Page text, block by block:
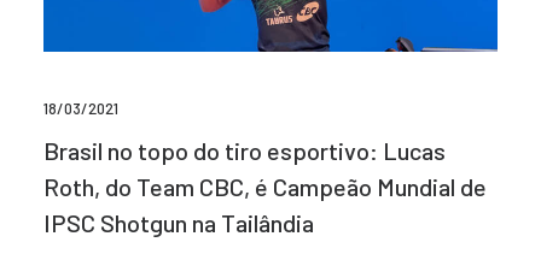
18/03/2021
Brasil no topo do tiro esportivo: Lucas
Roth, do Team CBC, é Campeão Mundial de
IPSC Shotgun na Tailândia